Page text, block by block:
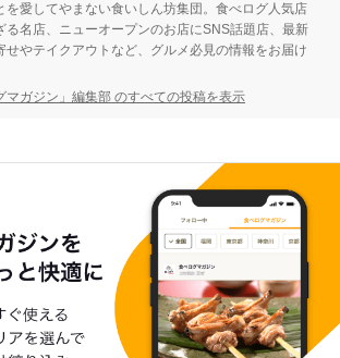
を愛してやまない食いしん坊集団。食べログ人気店
る名店、ニューオープンのお店にSNS話題店、最新
せやテイクアウトなど、グルメ必見の情報をお届け
マガジン」編集部 のすべての投稿を表示